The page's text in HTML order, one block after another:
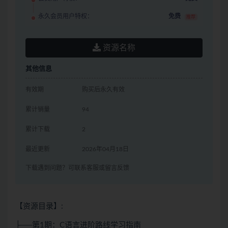
永久会员用户特权： 免费 推荐
资源名称
其他信息
有效期 购买后永久有效
累计销量 94
累计下载 2
最近更新 2026年04月18日
下载遇到问题？可联系客服或留言反馈
【资源目录】:
├──第1期：C语言进阶路线学习指南